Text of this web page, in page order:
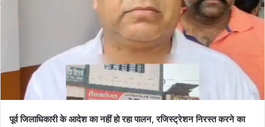
पूर्व जिलाधिकारी के आदेश का नहीं हो रहा पालन, रजिस्ट्रेशन निरस्त करने का